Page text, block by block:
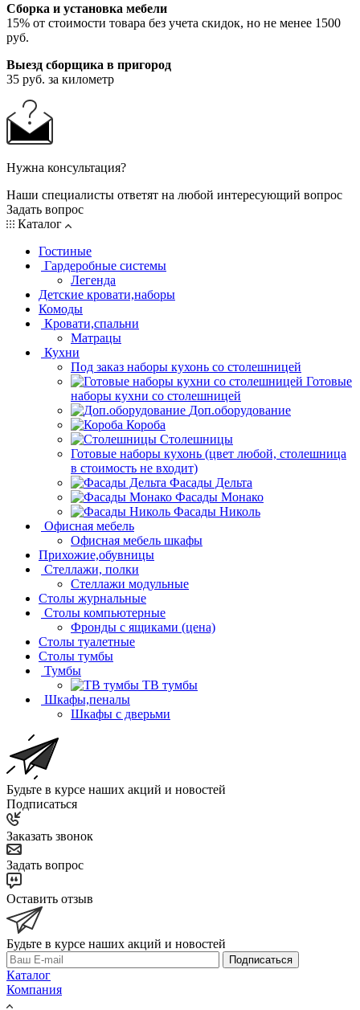
Сборка и установка мебели
15% от стоимости товара без учета скидок, но не менее 1500
руб.
Выезд сборщика в пригород
35 руб. за километр
Нужна консультация?
Наши специалисты ответят на любой интересующий вопрос
Задать вопрос
Каталог
Гостиные
Гардеробные системы
Легенда
Детские кровати,наборы
Комоды
Кровати,спальни
Матрацы
Кухни
Под заказ наборы кухонь со столешницей
Готовые
наборы кухни со столешницей
Доп.оборудование
Короба
Столешницы
Готовые наборы кухонь (цвет любой, столешница
в стоимость не входит)
Фасады Дельта
Фасады Монако
Фасады Николь
Офисная мебель
Офисная мебель шкафы
Прихожие,обувницы
Стеллажи, полки
Стеллажи модульные
Столы журнальные
Столы компьютерные
Фронды с ящиками (цена)
Столы туалетные
Столы тумбы
Тумбы
ТВ тумбы
Шкафы,пеналы
Шкафы с дверьми
Будьте в курсе наших акций и новостей
Подписаться
Заказать звонок
Задать вопрос
Оставить отзыв
Будьте в курсе наших акций и новостей
Подписаться
Каталог
Компания